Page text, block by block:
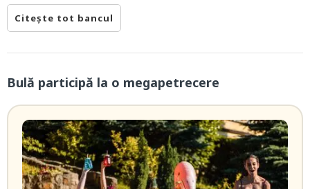
Citește tot bancul
Bulă participă la o megapetrecere